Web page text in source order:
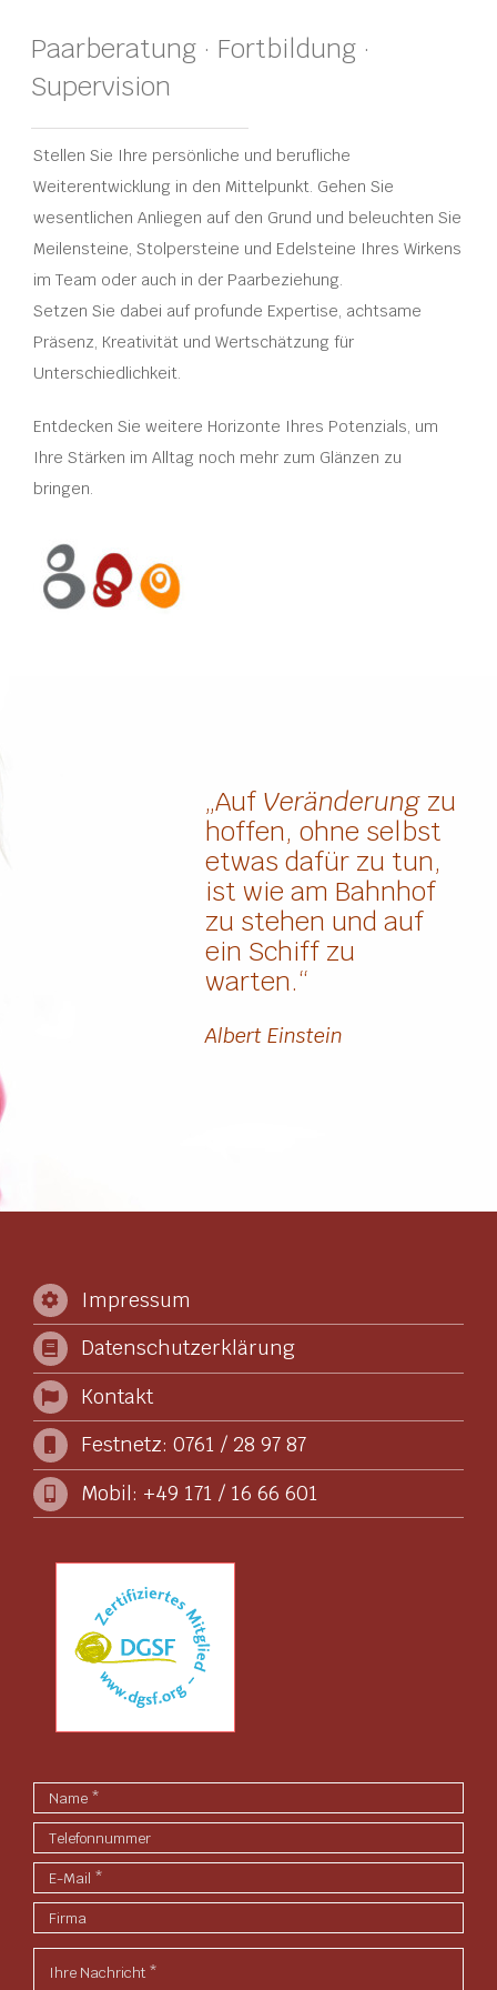
Kontakt
Paarberatung · Fortbildung ·
Supervision
Stellen Sie Ihre persönliche und berufliche
Weiterentwicklung in den Mittelpunkt. Gehen Sie
wesentlichen Anliegen auf den Grund und beleuchten Sie
Meilensteine, Stolpersteine und Edelsteine Ihres Wirkens
im Team oder auch in der Paarbeziehung.
Setzen Sie dabei auf profunde Expertise, achtsame
Präsenz, Kreativität und Wertschätzung für
Unterschiedlichkeit.
Entdecken Sie weitere Horizonte Ihres Potenzials, um
Ihre Stärken im Alltag noch mehr zum Glänzen zu
bringen.
„Auf Veränderung zu
hoffen, ohne selbst
etwas dafür zu tun,
ist wie am Bahnhof
zu stehen und auf
ein Schiff zu
warten.“
Albert Einstein
Impressum
Datenschutzerklärung
Kontakt
Festnetz: 0761 / 28 97 87
Mobil: +49 171 / 16 66 601